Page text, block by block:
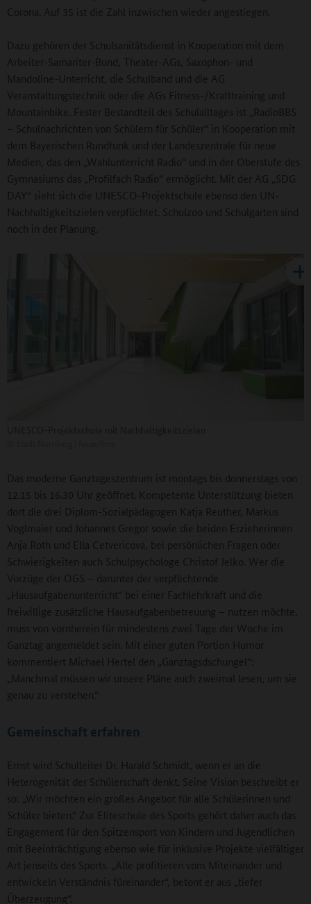
Corona. Auf 35 ist die Zahl inzwischen wieder angestiegen.
Dazu gehören der Schulsanitätsdienst in Kooperation mit dem
Arbeiter-Samariter-Bund, Theater-AGs, Saxophon- und
Mandoline-Unterricht, die Schulband und die AG
Veranstaltungstechnik oder die AGs Fitness-/Krafttraining und
Mountainbike. Fester Bestandteil des Schulalltages ist „RadioBBS
– Schulnachrichten von Schülern für Schüler“ in Kooperation mit
dem Bayerischen Rundfunk und der Landeszentrale für neue
Medien, das den „Wahlunterricht Radio“ und in der Oberstufe des
Gymnasiums das „Profilfach Radio“ ermöglicht. Mit der AG „SDG
DAY“ sieht sich die UNESCO-Projektschule ebenso den UN-
Nachhaltigkeitszielen verpflichtet. Schulzoo und Schulgarten sind
noch in der Planung.
Das moderne Ganztageszentrum ist montags bis donnerstags von
12.15 bis 16.30 Uhr geöffnet. Kompetente Unterstützung bieten
dort die drei Diplom-Sozialpädagogen Katja Reuther, Markus
Voglmaier und Johannes Gregor sowie die beiden Erzieherinnen
Anja Roth und Ella Cetvericova, bei persönlichen Fragen oder
Schwierigkeiten auch Schulpsychologe Christof Jelko. Wer die
Vorzüge der OGS – darunter der verpflichtende
„Hausaufgabenunterricht“ bei einer Fachlehrkraft und die
freiwillige zusätzliche Hausaufgabenbetreuung – nutzen möchte,
muss von vornherein für mindestens zwei Tage der Woche im
Ganztag angemeldet sein. Mit einer guten Portion Humor
kommentiert Michael Hertel den „Ganztagsdschungel“:
„Manchmal müssen wir unsere Pläne auch zweimal lesen, um sie
genau zu verstehen.“
Gemeinschaft erfahren
Ernst wird Schulleiter Dr. Harald Schmidt, wenn er an die
Heterogenität der Schülerschaft denkt. Seine Vision beschreibt er
so: „Wir möchten ein großes Angebot für alle Schülerinnen und
Schüler bieten.“ Zur Eliteschule des Sports gehört daher auch das
Engagement für den Spitzensport von Kindern und Jugendlichen
mit Beeinträchtigung ebenso wie für inklusive Projekte vielfältiger
Art jenseits des Sports. „Alle profitieren vom Miteinander und
entwickeln Verständnis füreinander“, betont er aus „tiefer
Überzeugung“.